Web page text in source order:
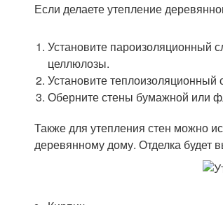
Если делаете утепление
Установите пароизоляционный
целлюлозы.
Установите теплоизоляционный
Оберните стены бумажной или
Также для утепления стен можно
деревянному дому. Отделка будет